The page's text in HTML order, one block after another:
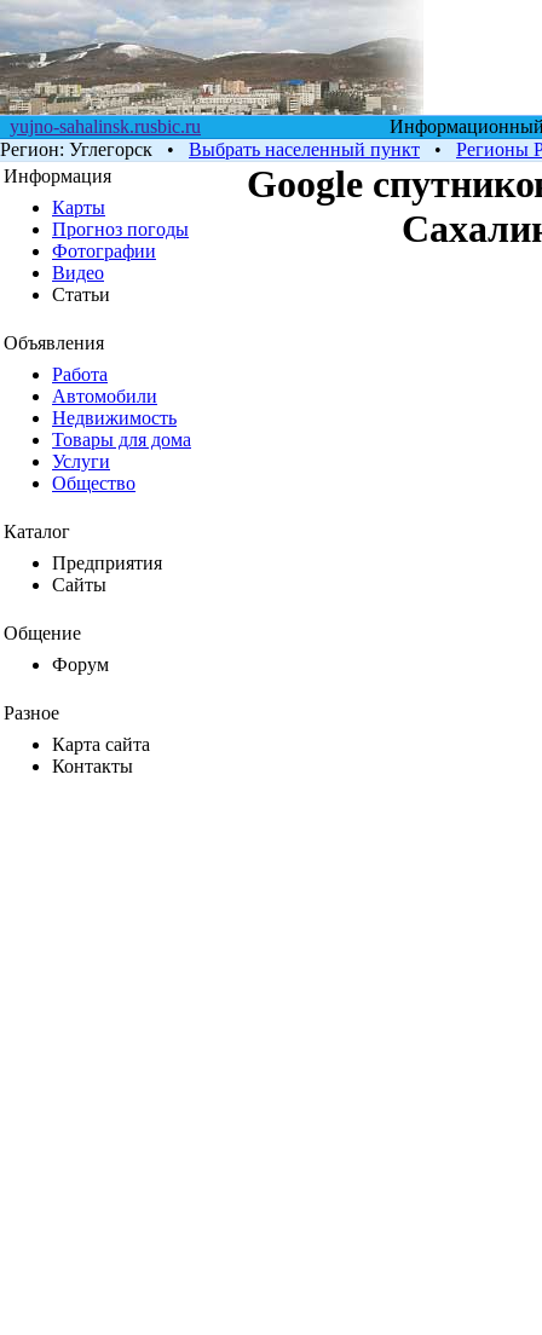
yujno-sahalinsk.rusbic.ru
Информационный
Регион: Углегорск • Выбрать населенный пункт • Регионы
Информация
Карты
Прогноз погоды
Фотографии
Видео
Статьи
Объявления
Работа
Автомобили
Недвижимость
Товары для дома
Услуги
Общество
Каталог
Предприятия
Сайты
Общение
Форум
Разное
Карта сайта
Контакты
Google